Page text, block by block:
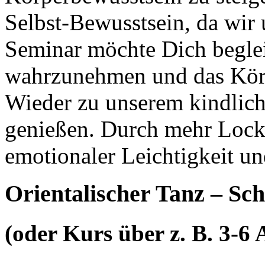
Selbst-Bewusstsein, da
Seminar möchte Dich
wahrzunehmen und das
Wieder zu unserem
genießen. Durch mehr
emotionaler Leichtigkeit
Orientalischer Tanz –
(oder Kurs über z. B. 3-6